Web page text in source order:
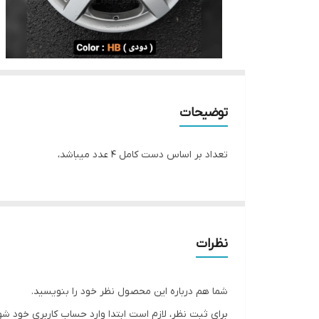
توضیحات
تعداد بر اساس دست کامل ۴ عدد میباشد،
نظرات
شما هم درباره این محصول نظر خود را بنویسید.
برای ثبت نظر، لازم است ابتدا وارد حساب کاربری خود